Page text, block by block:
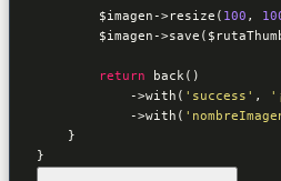
$imagen ->resize( 100 ,
$imagen ->save(
return back()
            ->with(
'success' ,
            ->with(
    }
}